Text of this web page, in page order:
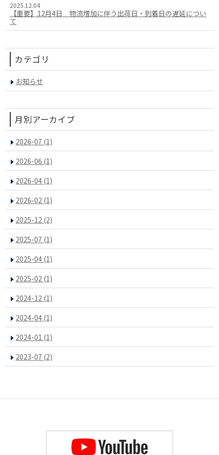
2025.12.04
【重要】12月4日 物流増加に伴う出荷日・到着日の遅延につい
て
カテゴリ
お知らせ
月別アーカイブ
2026-07 (1)
2026-06 (1)
2026-04 (1)
2026-02 (1)
2025-12 (2)
2025-07 (1)
2025-04 (1)
2025-02 (1)
2024-12 (1)
2024-04 (1)
2024-01 (1)
2023-07 (2)